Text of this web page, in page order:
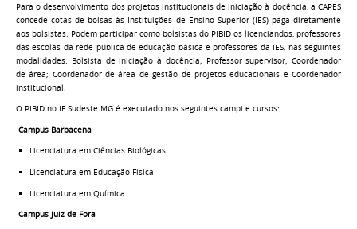
Para o desenvolvimento dos projetos institucionais de iniciação à docência, a CAPES
concede cotas de bolsas às Instituições de Ensino Superior (IES) paga diretamente
aos bolsistas. Podem participar como bolsistas do PIBID os licenciandos, professores
das escolas da rede pública de educação básica e professores da IES, nas seguintes
modalidades: Bolsista de iniciação à docência; Professor supervisor; Coordenador
de área; Coordenador de área de gestão de projetos educacionais e Coordenador
institucional.
O PIBID no IF Sudeste MG é executado nos seguintes campi e cursos:
Campus Barbacena
Licenciatura em Ciências Biológicas
Licenciatura em Educação Física
Licenciatura em Química
Campus Juiz de Fora